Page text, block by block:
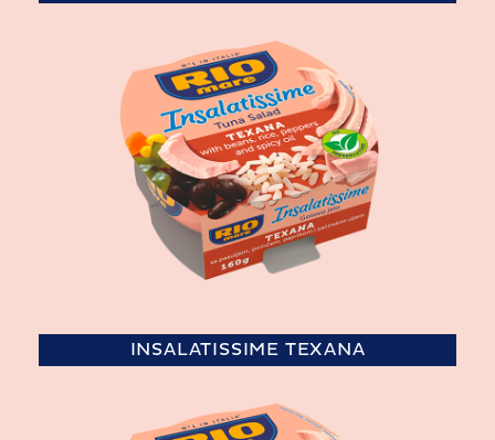
INSALATISSIME TEXANA